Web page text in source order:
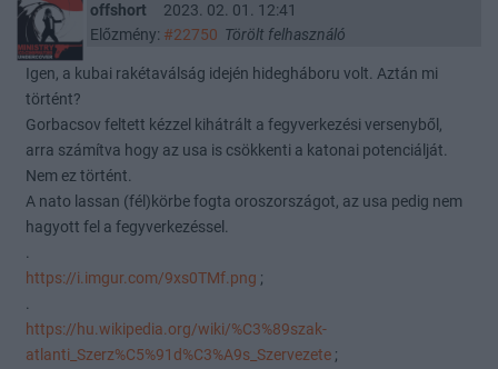
offshort
2023. 02. 01. 12:41
Előzmény: #22750 Törölt felhasználó
Igen, a kubai rakétaválság idején hidegháboru volt. Aztán mi
történt?
Gorbacsov feltett kézzel kihátrált a fegyverkezési versenyből,
arra számítva hogy az usa is csökkenti a katonai potenciálját.
Nem ez történt.
A nato lassan (fél)körbe fogta oroszországot, az usa pedig nem
hagyott fel a fegyverkezéssel.
.
https://i.imgur.com/9xs0TMf.png ;
.
https://hu.wikipedia.org/wiki/%C3%89szak-
atlanti_Szerz%C5%91d%C3%A9s_Szervezete ;